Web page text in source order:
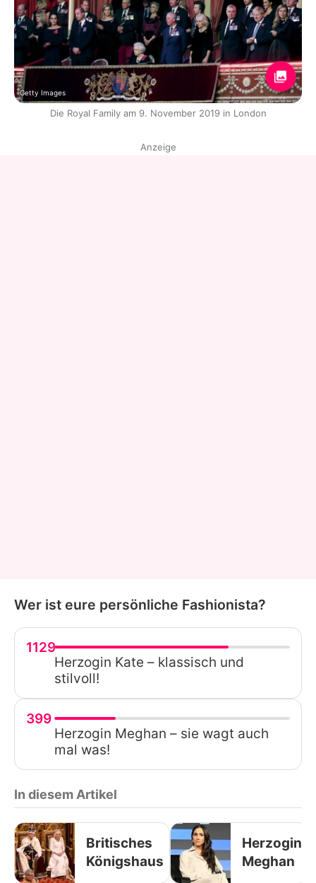
Getty Images
Die Royal Family am 9. November 2019 in London
Anzeige
Wer ist eure persönliche Fashionista?
1129
Herzogin Kate – klassisch und
stilvoll!
399
Herzogin Meghan – sie wagt auch
mal was!
In diesem Artikel
Britisches
Königshaus
Herzogin
Meghan